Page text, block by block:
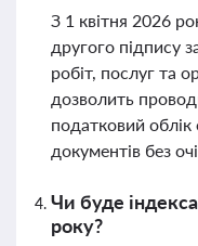
З 1 квітня 2026
другого підпису
робіт, послуг та
дозволить
податковий облік
документів без
Чи буде
року?